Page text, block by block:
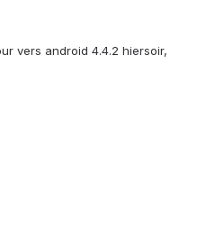
vers android 4.4.2 hiersoir,